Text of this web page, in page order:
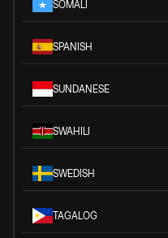
SOMALI
SPANISH
SUNDANESE
SWAHILI
SWEDISH
TAGALOG